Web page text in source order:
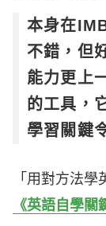
本身在
不錯，但
能力更上
的工具，
學習關鍵
「用對方法學
《英語自學關